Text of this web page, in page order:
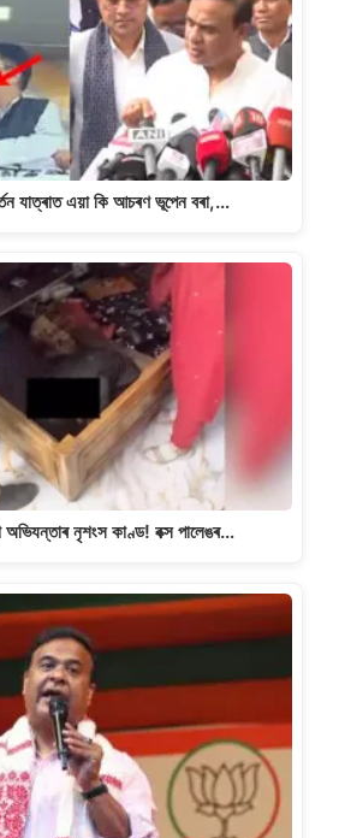
যাত্ৰাত এয়া কি আচৰণ ভূপেন বৰা,…
অভিযন্তাৰ নৃশংস কাণ্ড! বক্স পালেঙৰ…